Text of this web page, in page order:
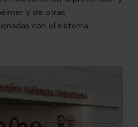
y de otras
con el sistema